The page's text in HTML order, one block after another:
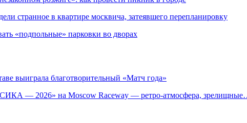
странное в квартире москвича, затеявшего перепланировку
«подпольные» парковки во дворах
выиграла благотворительный «Матч года»
— 2026» на Moscow Raceway — ретро‑атмосфера,